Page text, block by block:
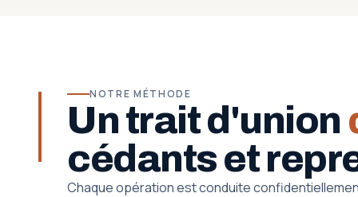
NOTRE MÉTHODE
Un trait d'union
cédants et
Chaque opération est conduite